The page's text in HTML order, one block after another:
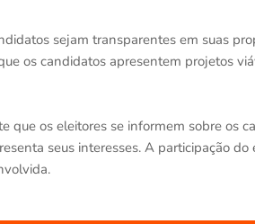
sejam transparentes em suas
os candidatos apresentem projetos
que os eleitores se informem sobre os
seus interesses. A participação do